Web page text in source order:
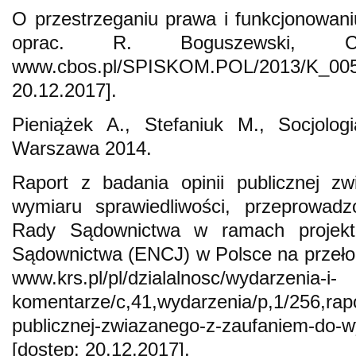
O przestrzeganiu prawa i
oprac. R. Boguszewski,
www.cbos.pl/SPISKOM.POL/
20.12.2017].
Pieniążek A., Stefaniuk M.,
Warszawa 2014.
Raport z badania opinii publicznej
wymiaru sprawiedliwości,
Rady Sądownictwa w ramach
Sądownictwa (ENCJ) w Polsce na
www.krs.pl/pl/dzialalnosc/wydarzenia-i-
komentarze/c,41,wydarzenia/p,1/
publicznej-zwiazanego-z-zaufaniem-do-
[dostęp: 20.12.2017].